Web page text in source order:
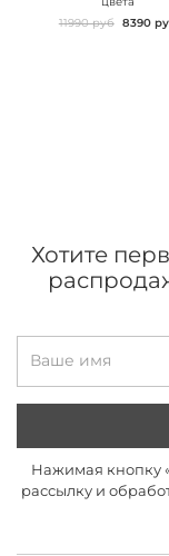
11990 руб 8390
Хотите
Нажимая кнопку
рассылку и